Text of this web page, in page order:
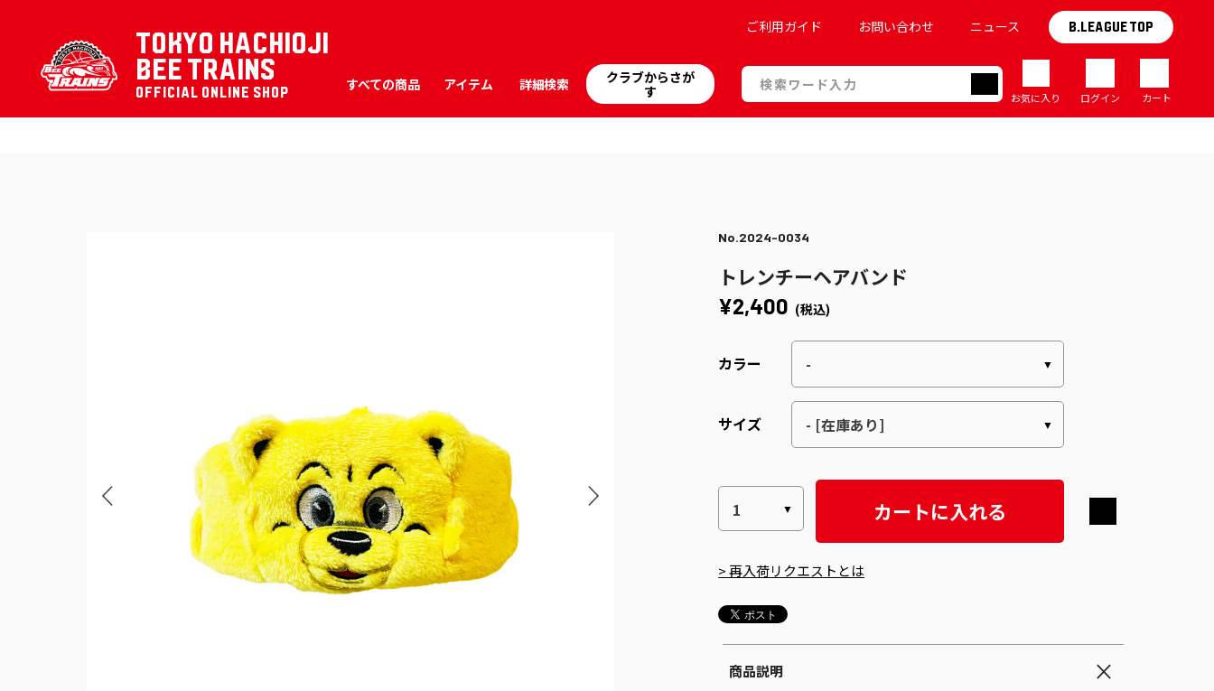
TOKYO HACHIOJI
BEE TRAINS
OFFICIAL ONLINE SHOP すべての商品 アイテム 詳細検索
クラブからさが
す
ご利用ガイド お問い合わせ ニュース B.LEAGUE TOP
お気に入り ログイン カート
No.2024-0034
トレンチーヘアバンド
¥2,400 (税込)
カラー
サイズ
カートに入れる
> 再入荷リクエストとは
商品説明